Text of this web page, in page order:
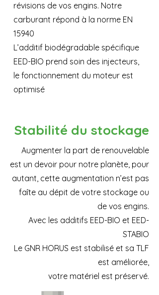
révisions de vos engins. Notre
carburant répond à la norme EN
15940
L’additif biodégradable spécifique
EED-BIO prend soin des injecteurs,
le fonctionnement du moteur est
optimisé
Stabilité du stockage
Augmenter la part de renouvelable
est un devoir pour notre planète, pour
autant, cette augmentation n’est pas
faîte au dépit de votre stockage ou
de vos engins.
Avec les additifs EED-BIO et EED-
STABIO
Le GNR HORUS est stabilisé et sa TLF
est améliorée,
votre matériel est préservé.